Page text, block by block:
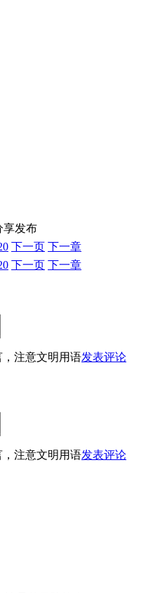
享发布
下一页 下一章
下一页 下一章
注意文明用语发表评论
注意文明用语发表评论